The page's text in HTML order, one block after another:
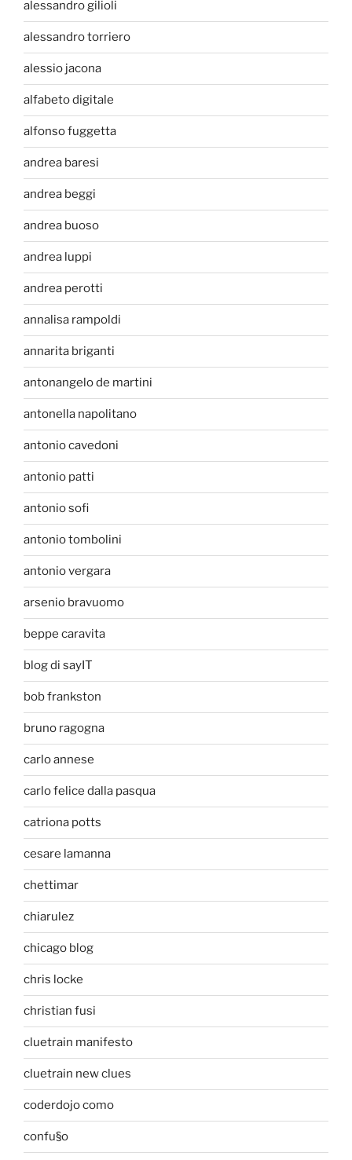
alessandro gilioli
alessandro torriero
alessio jacona
alfabeto digitale
alfonso fuggetta
andrea baresi
andrea beggi
andrea buoso
andrea luppi
andrea perotti
annalisa rampoldi
annarita briganti
antonangelo de martini
antonella napolitano
antonio cavedoni
antonio patti
antonio sofi
antonio tombolini
antonio vergara
arsenio bravuomo
beppe caravita
blog di sayIT
bob frankston
bruno ragogna
carlo annese
carlo felice dalla pasqua
catriona potts
cesare lamanna
chettimar
chiarulez
chicago blog
chris locke
christian fusi
cluetrain manifesto
cluetrain new clues
coderdojo como
confu§o